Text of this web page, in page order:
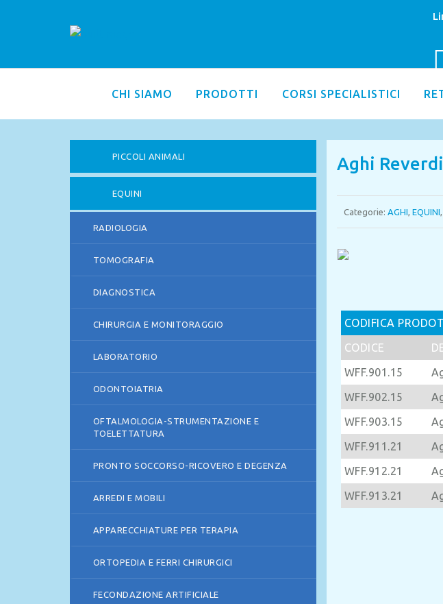
CHI SIAMO PRODOTTI CORSI SPECIALISTICI
PICCOLI ANIMALI
EQUINI
RADIOLOGIA
TOMOGRAFIA
DIAGNOSTICA
CHIRURGIA E MONITORAGGIO
LABORATORIO
ODONTOIATRIA
OFTALMOLOGIA-STRUMENTAZIONE E
TOELETTATURA
PRONTO SOCCORSO-RICOVERO E DEGENZA
ARREDI E MOBILI
APPARECCHIATURE PER TERAPIA
ORTOPEDIA E FERRI CHIRURGICI
FECONDAZIONE ARTIFICIALE
Aghi
Categorie: AGHI EQUINI
CODIFICA
CODICE
WFF.901.15
WFF.902.15
WFF.903.15
WFF.911.21
WFF.912.21
WFF.913.21